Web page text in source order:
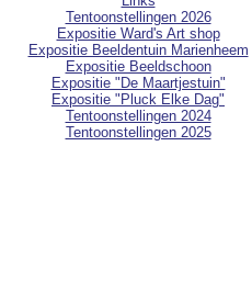
Tentoonstellingen 2026
Expositie Ward's Art shop
Expositie Beeldentuin Marienheem
Expositie Beeldschoon
Expositie "De Maartjestuin"
Expositie "Pluck Elke Dag"
Tentoonstellingen 2024
Tentoonstellingen 2025